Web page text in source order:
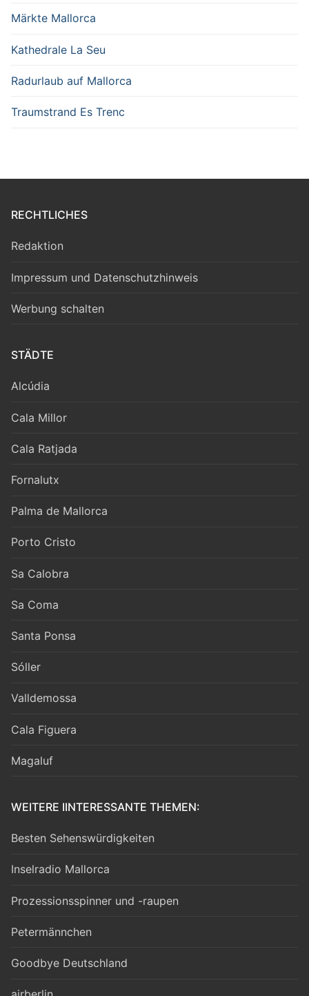
Märkte Mallorca
Kathedrale La Seu
Radurlaub auf Mallorca
Traumstrand Es Trenc
RECHTLICHES
Redaktion
Impressum und Datenschutzhinweis
Werbung schalten
STÄDTE
Alcúdia
Cala Millor
Cala Ratjada
Fornalutx
Palma de Mallorca
Porto Cristo
Sa Calobra
Sa Coma
Santa Ponsa
Sóller
Valldemossa
Cala Figuera
Magaluf
WEITERE IINTERESSANTE THEMEN:
Besten Sehenswürdigkeiten
Inselradio Mallorca
Prozessionsspinner und -raupen
Petermännchen
Goodbye Deutschland